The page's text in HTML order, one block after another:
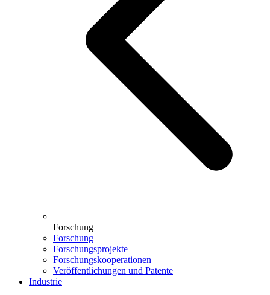
Forschung
Forschung
Forschungsprojekte
Forschungskooperationen
Veröffentlichungen und Patente
Industrie